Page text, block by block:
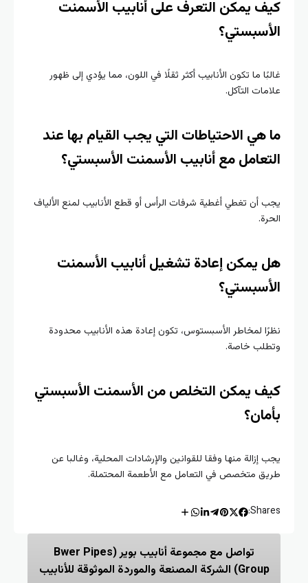
كيف يمكن التعرف على أنابيب الأسمنت
الأسبستي؟
غالبًا ما تكون الأنابيب أكثر ثقلًا في اللون، مما يؤدي إلى ظهور
علامات التآكل.
ما هي الاحتياطات التي يجب القيام بها عند
التعامل مع أنابيب الأسمنت الأسبستي؟
يجب أن تغطي أغطية شرفات الرأس أو قطع الأنابيب لمنع الألياف
الحرة.
هل يمكن إعادة تشغيل أنابيب الأسمنت
الأسبستي؟
نظرًا لمخاطر الأسبستوس، تكون إعادة هذه الأنابيب محدودة
وتطلب خاصة.
كيف يمكن التخلص من الأسمنت الأسبستي
بأمان؟
يجب إزالة منها وفقا للقوانين والإرشادات المحلية، وغالبا عن
طريق متخصص في التعامل مع الأطعمة المحتملة.
Shares:
تواصل مع مجموعة أنابيب بوير (Bwer Pipes
Group) الشركة المصنعة والموردة الموثوقة للأنابيب